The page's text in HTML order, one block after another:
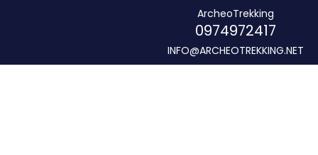
ArcheoTrekking
0974972417
INFO@ARCHEOTREKKING.NET